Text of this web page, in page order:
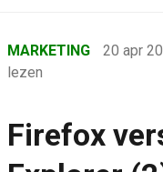
›
Marketing
MARKETING 20 apr
lezen
Firefox